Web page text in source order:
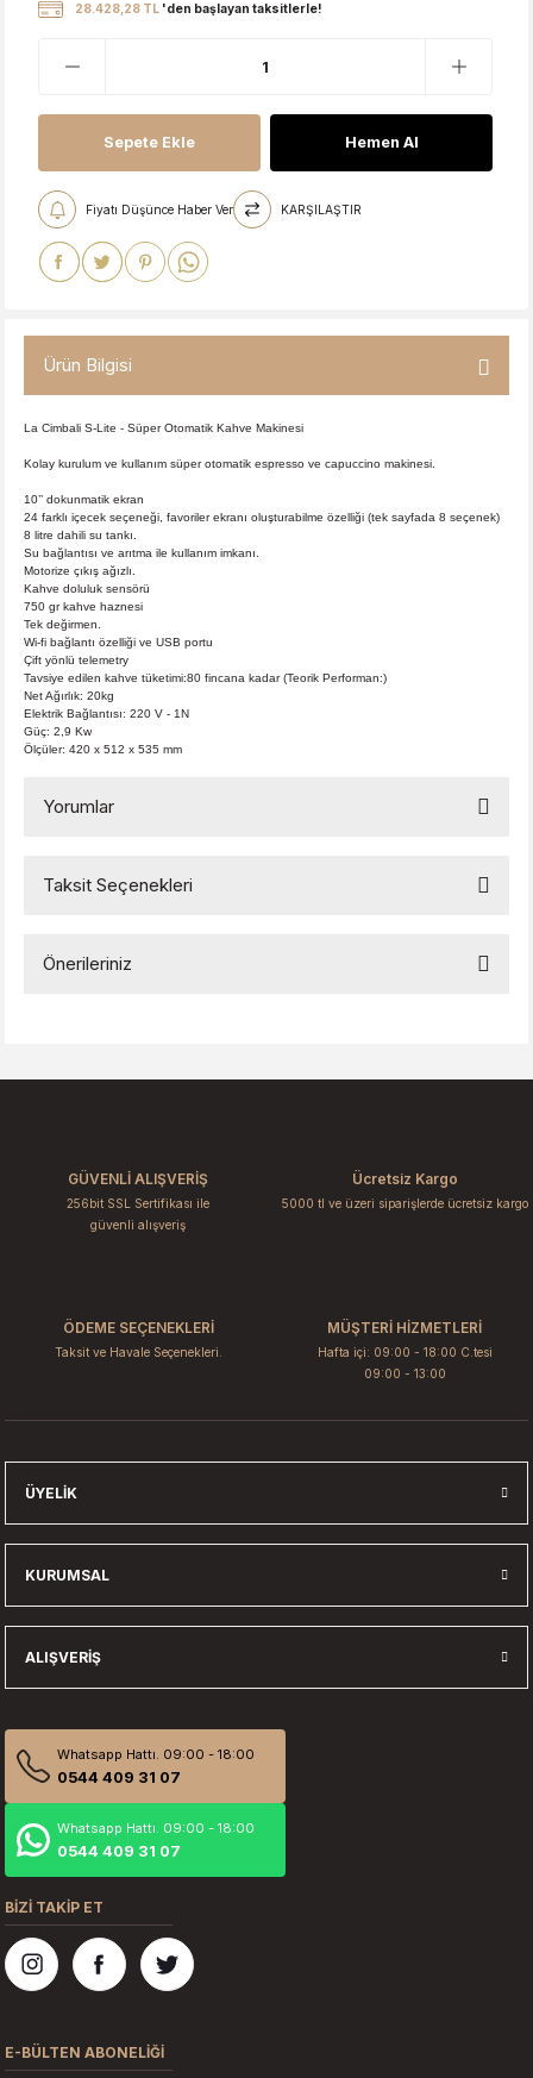
28.428,28 TL 'den başlayan taksitlerle!
Sepete Ekle Hemen Al
Fiyatı Düşünce Haber Ver KARŞILAŞTIR
Ürün Bilgisi
La Cimbali S-Lite - Süper Otomatik Kahve Makinesi
Kolay kurulum ve kullanım süper otomatik espresso ve capuccino makinesi.
10’’ dokunmatik ekran
24 farklı içecek seçeneği, favoriler ekranı oluşturabilme özelliği (tek sayfada 8 seçenek)
8 litre dahili su tankı.
Su bağlantısı ve arıtma ile kullanım imkanı.
Motorize çıkış ağızlı.
Kahve doluluk sensörü
750 gr kahve haznesi
Tek değirmen.
Wi-fi bağlantı özelliği ve USB portu
Çift yönlü telemetry
Tavsiye edilen kahve tüketimi:80 fincana kadar (Teorik Performan:)
Net Ağırlık: 20kg
Elektrik Bağlantısı: 220 V - 1N
Güç: 2,9 Kw
Ölçüler: 420 x 512 x 535 mm
Yorumlar
Taksit Seçenekleri
Önerileriniz
Ürün açıklamasında eksik bilgiler bulunuyor.
Ürün bilgilerinde hatalar bulunuyor.
GÜVENLİ ALIŞVERİŞ
256bit SSL Sertifikası ile
güvenli alışveriş
Ücretsiz Kargo
5000 tl ve üzeri siparişlerde ücretsiz kargo
ÖDEME SEÇENEKLERİ
Taksit ve Havale Seçenekleri.
MÜŞTERİ HİZMETLERİ
Hafta içi: 09:00 - 18:00 C.tesi
09:00 - 13:00
ÜYELIK
KURUMSAL
ALIŞVERIŞ
Whatsapp Hattı. 09:00 - 18:00
0544 409 31 07
Whatsapp Hattı. 09:00 - 18:00
0544 409 31 07
BİZİ TAKİP ET
E-BÜLTEN ABONELİĞİ